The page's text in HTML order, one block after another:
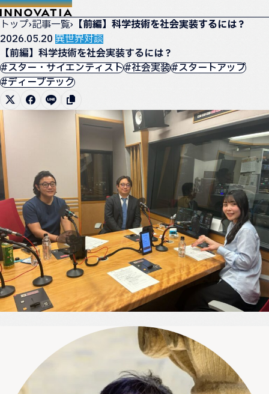
トップ›記事一覧› 【前編】科学技術を社会実装するには？
2026.05.20 異世界対談
【前編】科学技術を社会実装するには？
#スター・サイエンティスト#社会実装#スタートアップ
#ディープテック